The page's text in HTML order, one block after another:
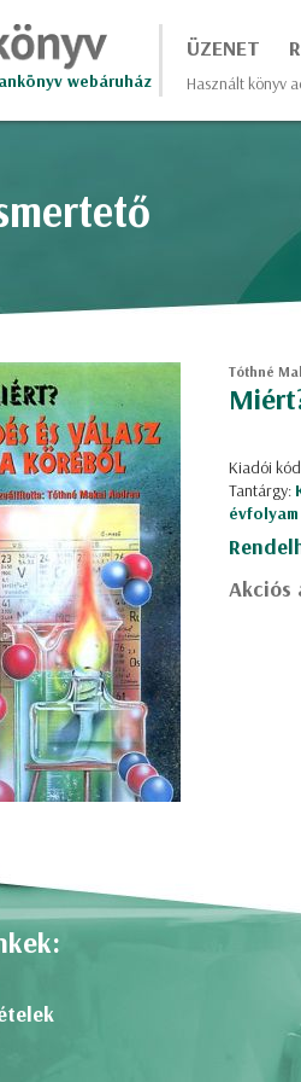
webáruház
ÜZENET
Használt könyv
Tóthné
Kiadói
Tantárgy:
évfolyam
Akciós